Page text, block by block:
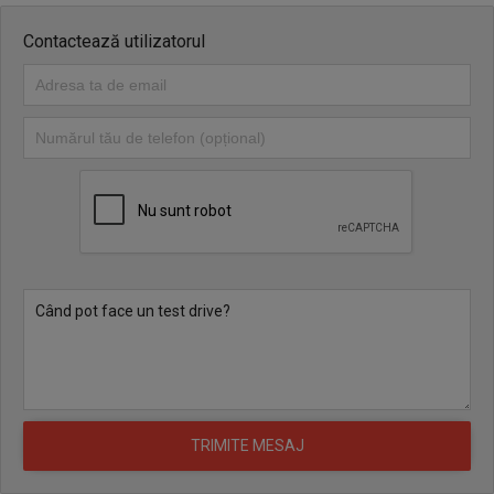
de lichidatorul judiciar RomInsolv SPRL la sediul acestuia din
pornire al licitației este de 3,840 Euro + TVA (echivalentul în lei la
cursul BNR din data adjudecării bunului). Licitațiile vor avea loc la
30.07.2026. În cazul în care bunul va fi adjudecat în cadrul uneia
dintre licitații, nu se vor organiza celelalte runde.
În conformitate cu dispozițiile Legii nr. 85/2014, bunul este
Contactează utilizatorul